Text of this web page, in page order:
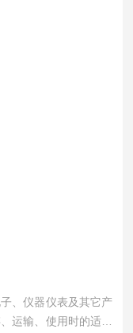
、仪器仪表及其它产
运输、使用时的适应